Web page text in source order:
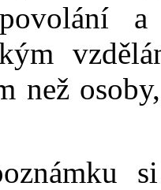
a
než